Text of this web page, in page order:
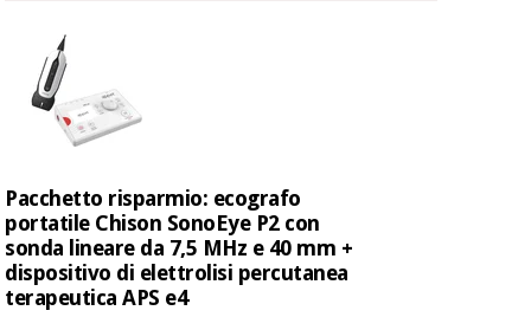
Ortopedia
Strumenti
(liquidazione)
Pacchetto risparmio: ecografo
portatile Chison SonoEye P2 con
sonda lineare da 7,5 MHz e 40 mm +
dispositivo di elettrolisi percutanea
terapeutica APS e4